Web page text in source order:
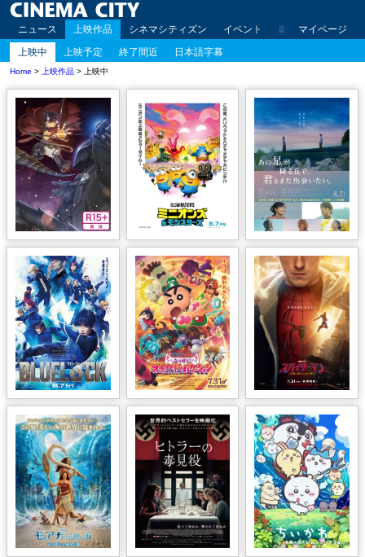
ニュース 上映作品 シネマシティズン イベント 劇場案内 アク
マイページ
上映中
上映予定 終了間近 日本語字幕
Home > 上映作品 > 上映中